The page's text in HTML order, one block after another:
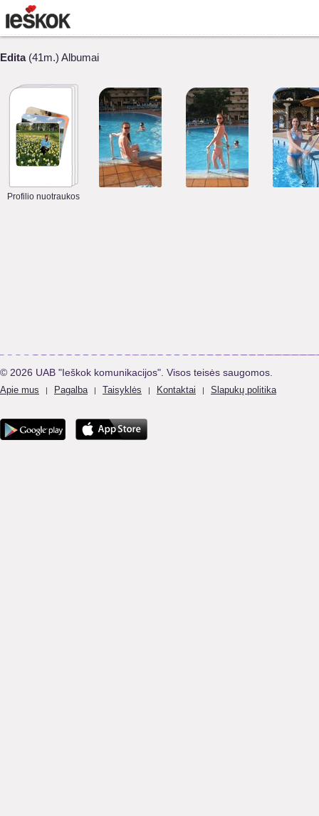
Edita(41m.) Albumai
Profilio nuotraukos
© 2026 UAB "Ieškok komunikacijos". Visos teisės saugomos.
Apie mus | Pagalba | Taisyklės | Kontaktai | Slapukų politika